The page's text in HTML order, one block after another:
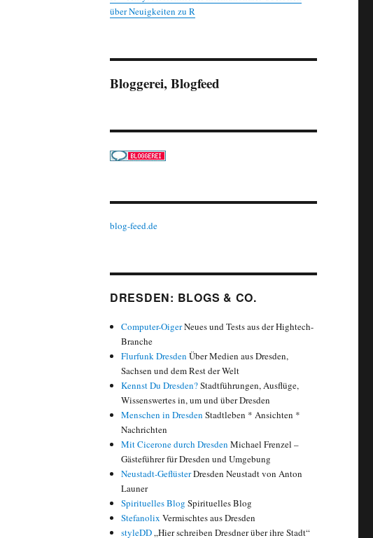
über Neuigkeiten zu R
Bloggerei, Blogfeed
blog-feed.de
DRESDEN: BLOGS & CO.
Computer-OigerNeues und Tests aus der Hightech-
Branche
Flurfunk Dresden Über Medien aus Dresden,
Sachsen und dem Rest der Welt
Kennst Du Dresden?Stadtführungen, Ausflüge,
Wissenswertes in, um und über Dresden
Menschen in Dresden Stadtleben * Ansichten *
Nachrichten
Mit Cicerone durch Dresden Michael Frenzel –
Gästeführer für Dresden und Umgebung
Neustadt-GeflüsterDresden Neustadt von Anton
Launer
Spirituelles Blog Spirituelles Blog
Stefanolix Vermischtes aus Dresden
styleDD„Hier schreiben Dresdner über ihre Stadt“